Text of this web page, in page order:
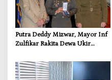
Putra Deddy Mizwar, Mayor Inf
Zulfikar Rakita Dewa Ukir
Serikat